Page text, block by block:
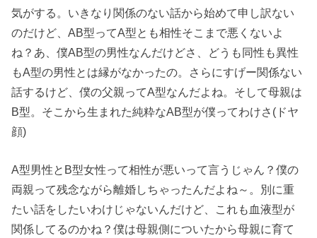
気がする。いきなり関係のない話から始めて申し訳ない
のだけど、AB型ってA型とも相性そこまで悪くないよ
ね？あ、僕AB型の男性なんだけどさ、どうも同性も異性
もA型の男性とは縁がなかったの。さらにすげー関係ない
話するけど、僕の父親ってA型なんだよね。そして母親は
B型。そこから生まれた純粋なAB型が僕ってわけさ(ドヤ
顔)
A型男性とB型女性って相性が悪いって言うじゃん？僕の
両親って残念ながら離婚しちゃったんだよね～。別に重
たい話をしたいわけじゃないんだけど、これも血液型が
関係してるのかね？僕は母親側についたから母親に育て